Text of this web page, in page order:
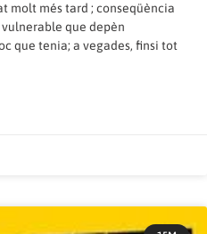
molt més tard ; conseqüència
que depèn
que tenia; a vegades, finsi tot